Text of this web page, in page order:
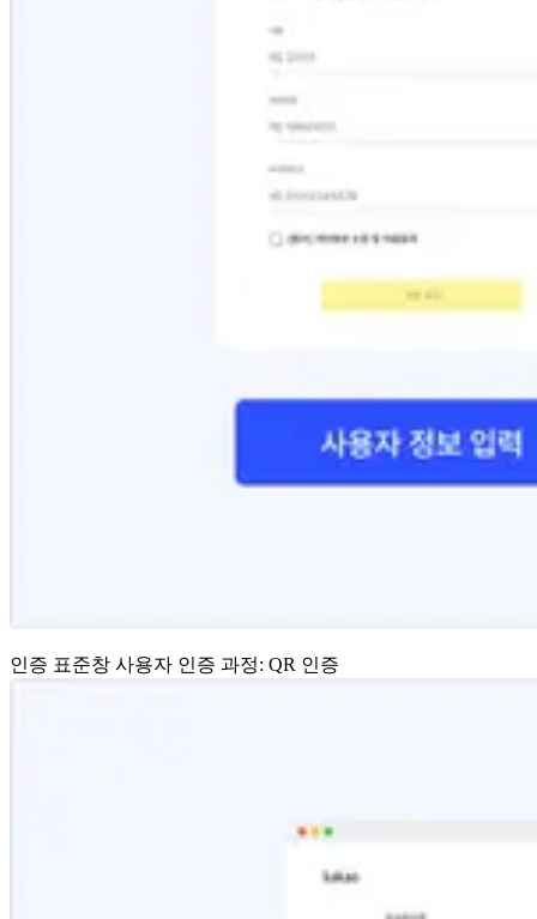
인증 표준창 사용자 인증 과정: QR 인증